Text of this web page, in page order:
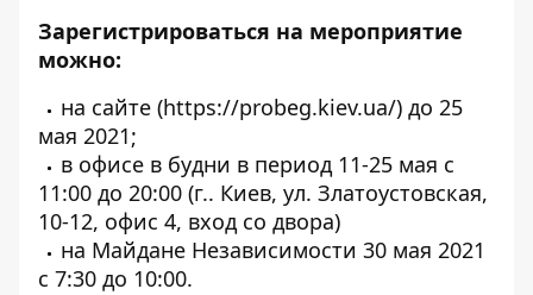
Зарегистрироваться на мероприятие
можно:
на сайте (https://probeg.kiev.ua/) до 25
мая 2021;
в офисе в будни в период 11-25 мая с
11:00 до 20:00 (г.. Киев, ул. Златоустовская,
10-12, офис 4, вход со двора)
на Майдане Независимости 30 мая 2021
с 7:30 до 10:00.